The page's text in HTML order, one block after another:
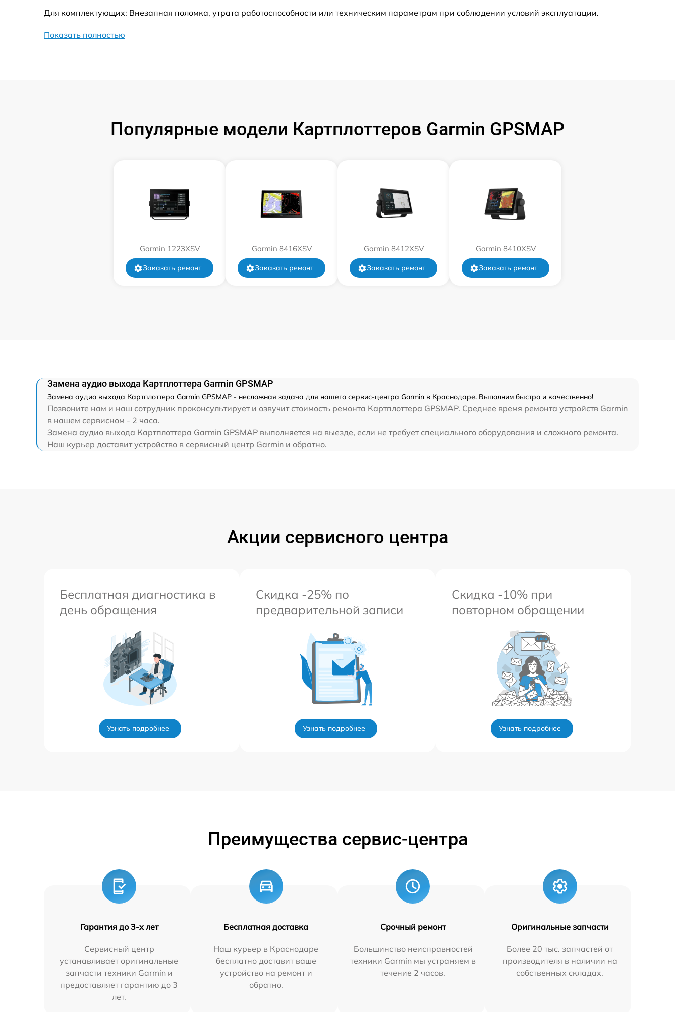
Ремонт цепи питания от 60 мин 2500 р
2500 р
Для комплектующих: Внезапная поломка, утрата работоспособности или техническим параметрам при соблюдении условий эксплуатации.
Показать полностью
Популярные модели Картплоттеров Garmin GPSMAP
Garmin 1223XSV
Заказать ремонт
Garmin 8416XSV
Заказать ремонт
Garmin 8412XSV
Заказать ремонт
Garmin 8410XSV
Заказать ремонт
Замена аудио выхода Картплоттера Garmin GPSMAP
Замена аудио выхода Картплоттера Garmin GPSMAP - несложная задача для нашего сервис-центра Garmin в Краснодаре. Выполним быстро и качественно!
Позвоните нам и наш сотрудник проконсультирует и озвучит стоимость ремонта Картплоттера GPSMAP. Среднее время ремонта устройств Garmin
в нашем сервисном - 2 часа.
Замена аудио выхода Картплоттера Garmin GPSMAP выполняется на выезде, если не требует специального оборудования и сложного ремонта.
Наш курьер доставит устройство в сервисный центр Garmin и обратно.
Акции сервисного центра
Бесплатная диагностика в
день обращения
Узнать подробнее
Скидка -25% по
предварительной записи
Узнать подробнее
Скидка -10% при
повторном обращении
Узнать подробнее
Преимущества сервис-центра
Гарантия до 3-х лет
Сервисный центр
устанавливает оригинальные
запчасти техники Garmin и
предоставляет гарантию до 3
лет.
Бесплатная доставка
Наш курьер в Краснодаре
бесплатно доставит ваше
устройство на ремонт и
обратно.
Срочный ремонт
Большинство неисправностей
техники Garmin мы устраняем в
течение 2 часов.
Оригинальные запчасти
Более 20 тыс. запчастей от
производителя в наличии на
собственных складах.